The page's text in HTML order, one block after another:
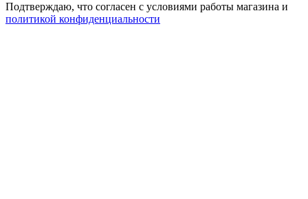
Подтверждаю, что согласен с условиями работы магазина и
политикой конфиденциальности